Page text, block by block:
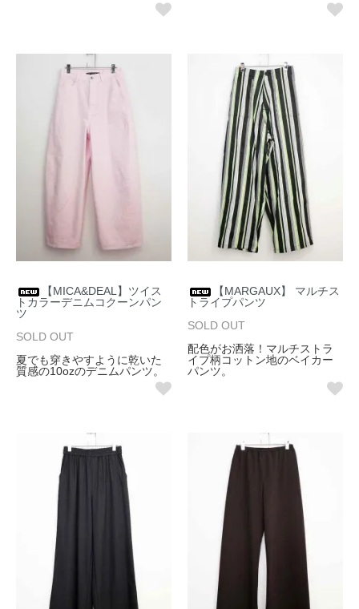
【MICA&DEAL】ツイス
トカラーデニムコクーンパン
ツ
SOLD OUT
夏でも穿きやすように乾いた
質感の10ozのデニムパンツ。
【MARGAUX】 マルチス
トライプパンツ
SOLD OUT
配色がお洒落！マルチストラ
イプ柄コットン地のベイカー
パンツ。